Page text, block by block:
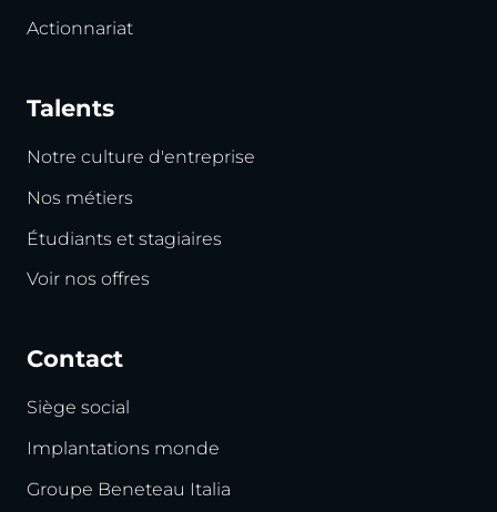
Actionnariat
Talents
Notre culture d'entreprise
Nos métiers
Étudiants et stagiaires
Voir nos offres
Contact
Siège social
Implantations monde
Groupe Beneteau Italia